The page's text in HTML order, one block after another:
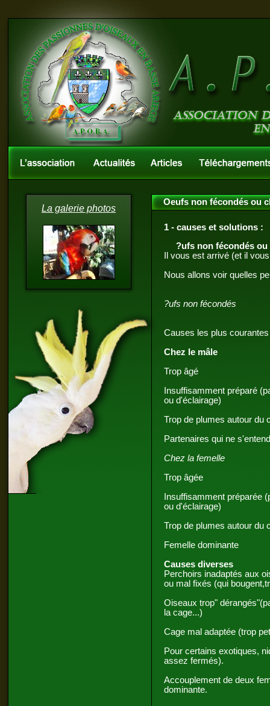
La galerie photos
Oeufs non fécondés ou
1 - causes et solutions :
?ufs non fécondés
Il vous est arrivé (et il
Nous allons voir quelles
?ufs non fécondés
Causes les plus
Chez le mâle
Trop âgé
Insuffisamment préparé
ou d'éclairage)
Trop de plumes autour du
Partenaires qui ne
Chez la femelle
Trop âgée
Insuffisamment préparée
ou d'éclairage)
Trop de plumes autour du
Femelle dominante
Causes diverses
Perchoirs inadaptés aux
ou mal fixés (qui
Oiseaux trop"
la cage...)
Cage mal adaptée (trop
Pour certains exotiques,
assez fermés).
Accouplement de deux
dominante.